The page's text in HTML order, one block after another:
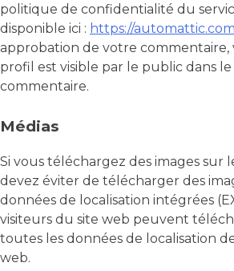
politique de confidentialité du
disponible ici : https://
approbation de votre
profil est visible par le public dans
commentaire.
Médias
Si vous téléchargez des images sur
devez éviter de télécharger des
données de localisation intégrées
visiteurs du site web peuvent
toutes les données de localisation
web.